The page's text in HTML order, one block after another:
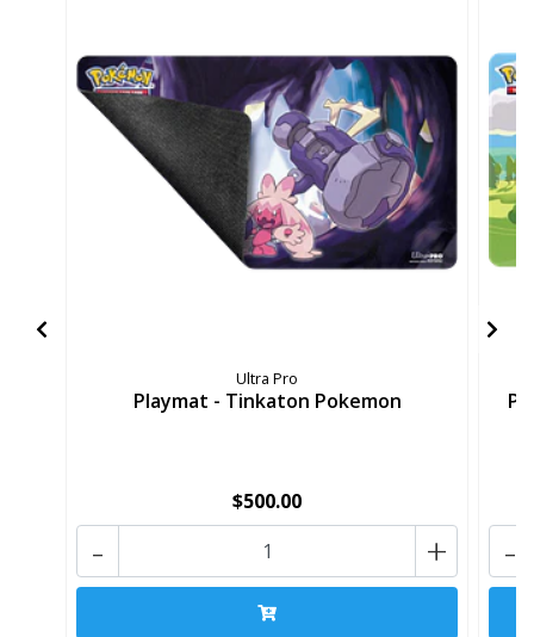
Ultra Pro
Playmat - Tinkaton Pokemon
$500.00
+
- -